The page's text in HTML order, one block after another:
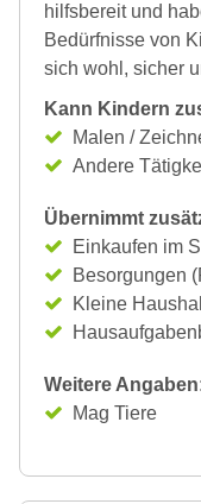
hilfsbereit und
Bedürfnisse von
sich wohl, sicher
Kann Kindern
Malen /
Andere
Übernimmt
Einkaufen im
Besorgungen
Kleine
Weitere
Mag Tiere